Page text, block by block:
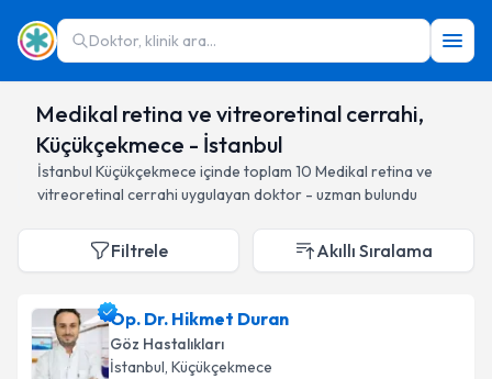
Doktor, klinik ara...
Medikal retina ve vitreoretinal cerrahi,
Küçükçekmece - İstanbul
İstanbul Küçükçekmece içinde toplam 10 Medikal retina ve
vitreoretinal cerrahi uygulayan doktor - uzman bulundu
Filtrele Akıllı Sıralama
Op. Dr. Hikmet Duran
Göz Hastalıkları
İstanbul, Küçükçekmece